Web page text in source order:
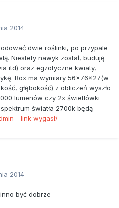
2014
dwie roślinki, po przypale
Niestety nawyk został, buduję
itd) oraz egzotyczne kwiaty,
Box ma wymiary 56x76x27(w
głębokość) z obliczeń wyszło
lumenów czy 2x świetlówki
światła 2700k będą
- link wygasł/
2014
być dobrze